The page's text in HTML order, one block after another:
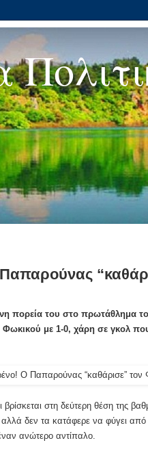
πορεία του στο πρωτάθλημα
με 1-0, χάρη σε γκολ
στη δεύτερη θέση της
δεν τα κατάφερε να φύγει από
ανώτερο αντίπαλο.